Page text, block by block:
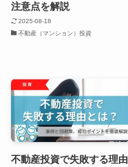
注意点を解説
2025-08-18
不動産（マンション）投資
不動産投資で失敗する理由